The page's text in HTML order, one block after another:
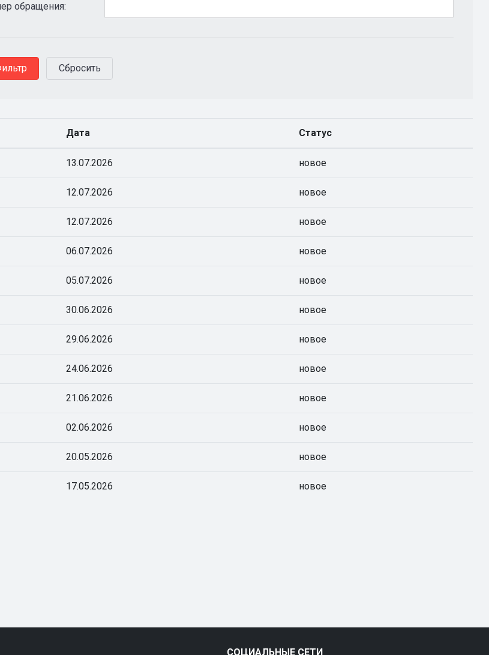
обращения:
Дата Статус
13.07.2026 новое
12.07.2026 новое
12.07.2026 новое
06.07.2026 новое
05.07.2026 новое
30.06.2026 новое
29.06.2026 новое
24.06.2026 новое
21.06.2026 новое
02.06.2026 новое
20.05.2026 новое
17.05.2026 новое
СОЦИАЛЬНЫЕ СЕТИ